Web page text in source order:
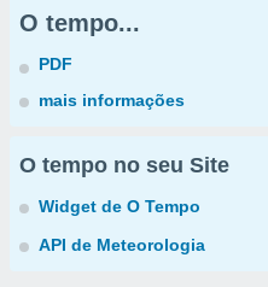
O tempo...
PDF
mais informações
O tempo no seu Site
Widget de O Tempo
API de Meteorologia